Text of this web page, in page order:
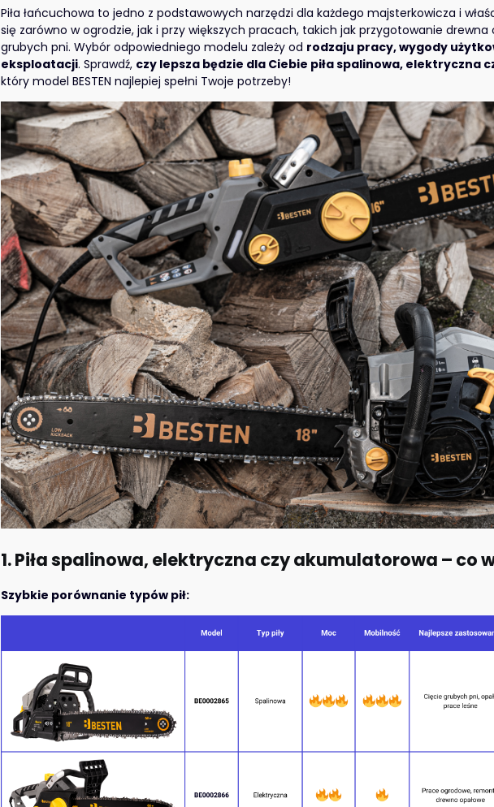
Piła łańcuchowa to jedno z podstawowych narzędzi dla każdego majsterkowicza i
się zarówno w ogrodzie, jak i przy większych pracach, takich jak przygotowanie drewna
grubych pni. Wybór odpowiedniego modelu zależy od rodzaju pracy, wygody
eksploatacji. Sprawdź, czy lepsza będzie dla Ciebie piła spalinowa, elektryczna
który model BESTEN najlepiej spełni Twoje potrzeby!
1. Piła spalinowa, elektryczna czy akumulatorowa – co
Szybkie porównanie typów pił: